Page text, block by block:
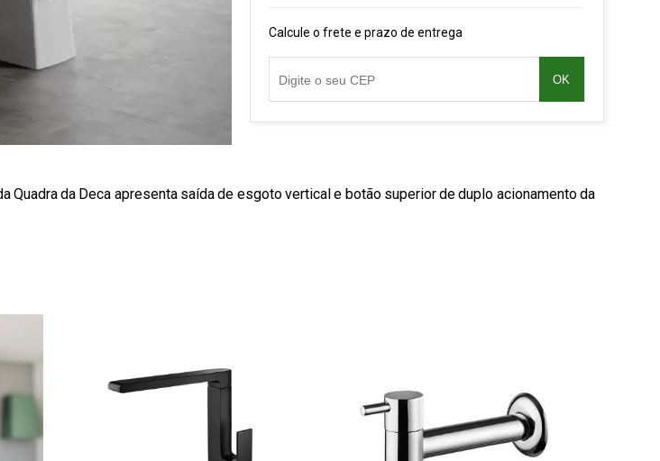
Calcule o frete e prazo de entrega
OK
Quadra da Deca apresenta saída de esgoto vertical e botão superior de duplo acionamento da